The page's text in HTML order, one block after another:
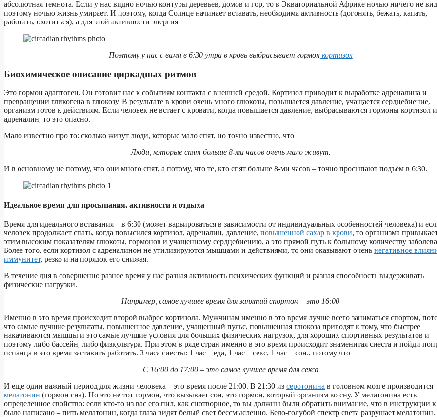
абсолютная темнота. Если у нас видно ночью контуры деревьев, домов и гор, то в Экваториальной Африке ночью ничего не
поэтому ночью жизнь умирает. И поэтому, когда Солнце начинает вставать, необходима активность (догонять, бежать, капать,
работать, охотиться), а для этой активности энергия.
Поэтому у нас с вами в 6:30 утра в кровь выбрасывает гормонкортизол
Биохимическое описание циркадных ритмов
Это гормон адаптоген. Он готовит нас к событиям контакта с внешней средой. Кортизол приводит к выработке адреналина и
превращении гликогена в глюкозу. В результате в крови очень много глюкозы, повышается давление, учащается сердцебиение,
организм готов к действиям. Если человек не встает с кровати, когда повышается давление, выбрасываются гормоны кортизол и
адреналин, то это опасно.
Мало известно про то: сколько живут люди, которые мало спят, но точно известно, что
Люди, которые спят больше 8-ми часов очень мало живут.
И в основному не потому, что они много спят, а потому, что те, кто спят больше 8-ми часов – точно просыпают подъём в 6:30.
Идеальное время для просыпания, активности и отдыха
Время для идеального вставания – в 6:30 (может варьироваться в зависимости от индивидуальных особенностей человека) и
человек продолжает спать, когда повысился кортизол, адреналин, давление, повышенной сахар в крови, то организма
этим высоким показателям глюкозы, гормонов и учащенному сердцебиению, а это прямой путь к большому количеству
Более того, если кортизол с адреналином не утилизируются мышцами и действиями, то они оказывают очень негативное
иммунитет, резко и на порядок его снижая.
В течение дня в совершенно разное время у нас разная активность психических функций и разная способность выдерживать
физические нагрузки.
Например, самое лучшее время для занятий спортом – это 16:00
Именно в это время происходит второй выброс кортизола. Мужчинам именно в это время лучше всего заниматься спортом,
что самые лучшие результаты, повышенное давление, учащенный пульс, повышенная глюкоза приводят к тому, что быстрее
накачиваются мышцы и это самые лучшие условия для больших физических нагрузок, для хороших спортивных результатов и
поэтому либо бассейн, либо физкультура. При этом в ряде стран именно в это время происходит знаменитая сиеста и пойди
испанца в это время заставить работать. 3 часа сиесты: 1 час – еда, 1 час – секс, 1 час – сон., потому что
С 16:00 до 17:00 – это самое лучшее время для секса
И еще один важный период для жизни человека – это время после 21:00. В 21:30 из серотонина в головном мозге производится
мелатонин (гормон сна). Но это не тот гормон, что вызывает сон, это гормон, который организм ко сну. У мелатонина есть
определенное свойство: если кто-то из вас его пил, как снотворное, то вы должны были обратить внимание, что в инструкции
было написано – пить мелатонин, когда глаза видят белый свет бессмысленно. Бело-голубой спектр света разрушает мелатонин.